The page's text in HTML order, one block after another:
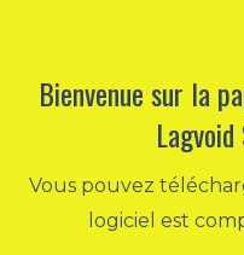
Bienvenue sur la
Vous pouvez
logiciel est